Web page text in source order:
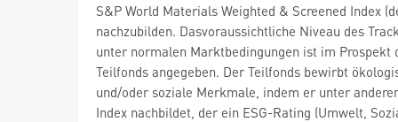
S&P World Materials Weighted & Screened Index
nachzubilden. Dasvoraussichtliche Niveau des
unter normalen Marktbedingungen ist im Prospekt
Teilfonds angegeben. Der Teilfonds bewirbt
und/oder soziale Merkmale, indem er unter
Index nachbildet, der ein ESG-Rating (Umwelt,